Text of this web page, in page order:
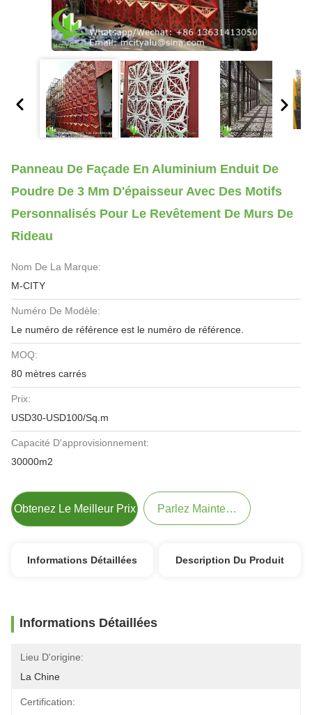
Panneau De Façade En Aluminium Enduit De
Poudre De 3 Mm D'épaisseur Avec Des Motifs
Personnalisés Pour Le Revêtement De Murs De
Rideau
Nom De La Marque:
M-CITY
Numéro De Modèle:
Le numéro de référence est le numéro de référence.
MOQ:
80 mètres carrés
Prix:
USD30-USD100/Sq.m
Capacité D'approvisionnement:
30000m2
Obtenez Le Meilleur Prix Parlez Maintenant.
Informations Détaillées Description Du Produit
Informations Détaillées
Lieu D'origine:
La Chine
Certification: